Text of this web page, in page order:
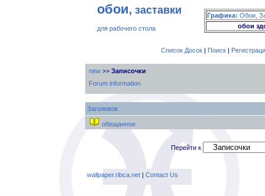
обои, заставки
для рабочего стола
Графика: Обои,
обои
Список Досок| Поиск|
new>> Записочки
Forum information
Заголовок
обещанное
Перейти к
wallpaper.ribca.net| Contact Us